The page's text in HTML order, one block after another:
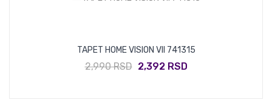
TAPET HOME VISION VII 741315
2,990 RSD 2,392 RSD